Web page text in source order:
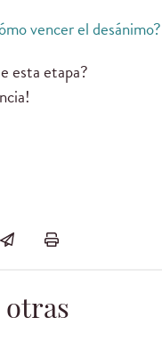
vencer el desánimo?
esta etapa?
otras